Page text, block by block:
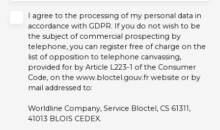
I agree to the processing of my personal data in
accordance with GDPR. If you do not wish to be
the subject of commercial prospecting by
telephone, you can register free of charge on the
list of opposition to telephone canvassing,
provided for by Article L223-1 of the Consumer
Code, on the www.bloctel.gouv.fr website or by
mail addressed to:
Worldline Company, Service Bloctel, CS 61311,
41013 BLOIS CEDEX.